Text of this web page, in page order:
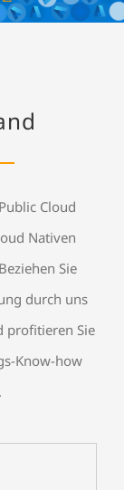
Cloud
Nativen
Sie
durch uns
profitieren Sie
Know-how